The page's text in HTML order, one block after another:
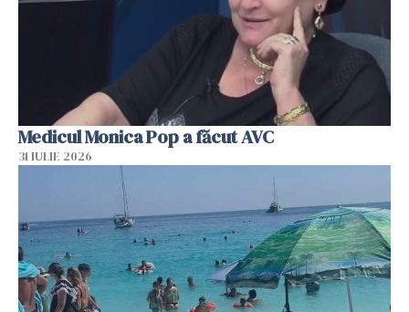
Medicul Monica Pop a făcut AVC
31 IULIE 2026